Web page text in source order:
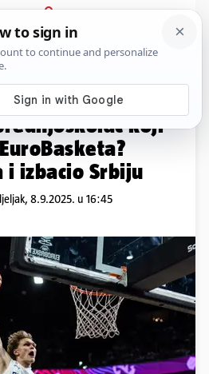
PRIJAVA
Sport Komentari
koji
i izbacio Srbiju
8.9.2025. u 16:45